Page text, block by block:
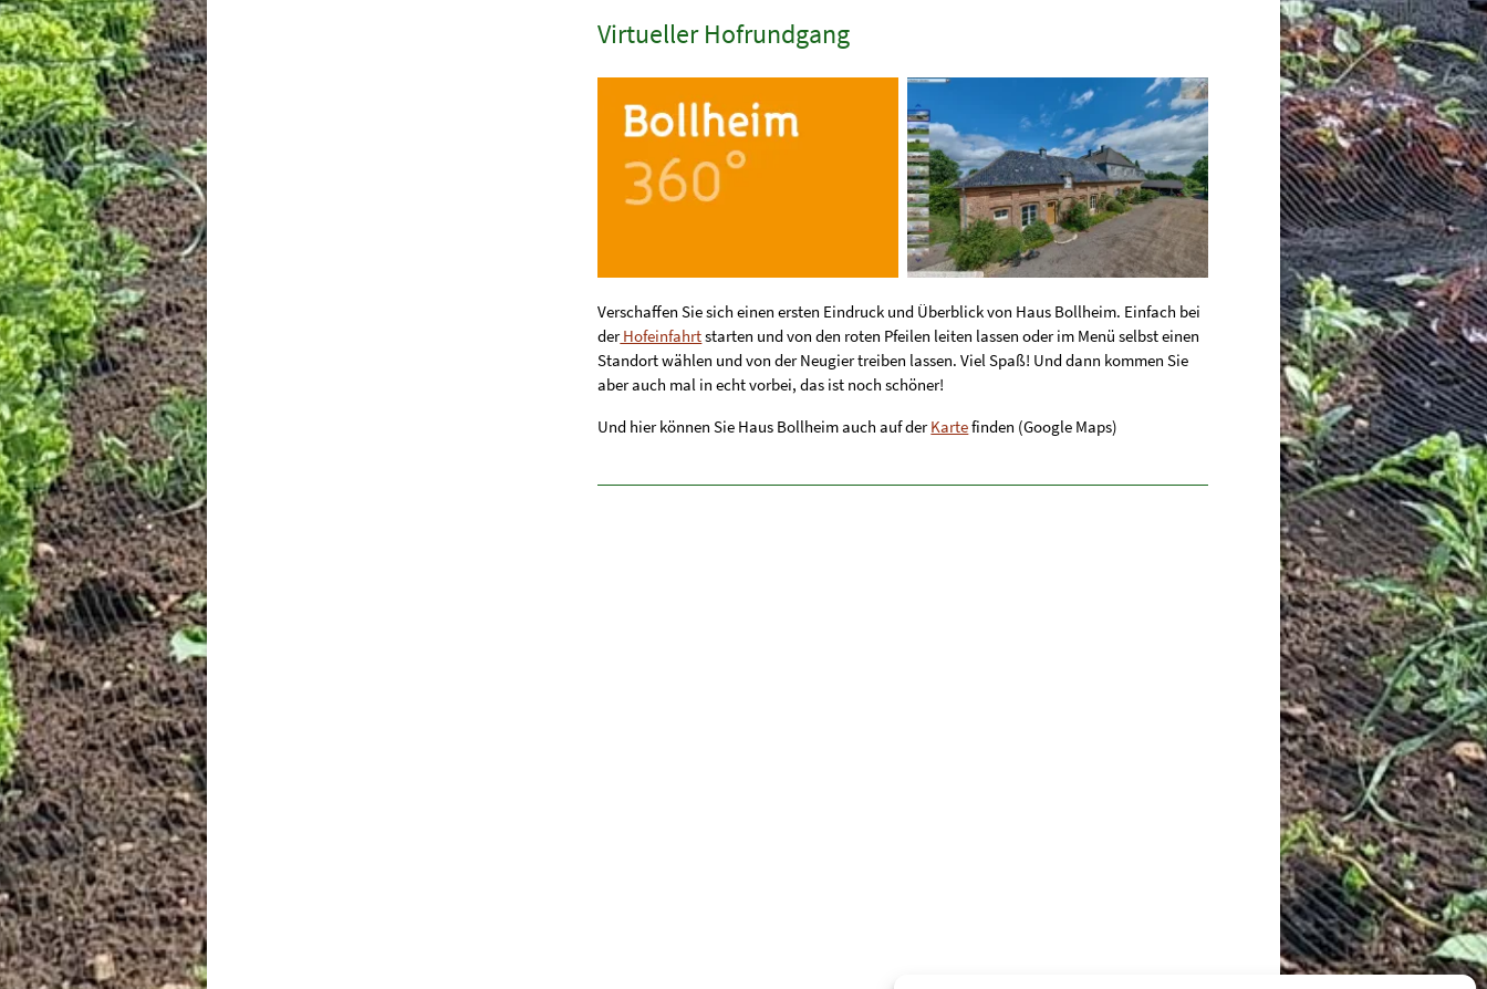
Virtueller Hofrundgang
Verschaffen Sie sich einen ersten Eindruck und Überblick von Haus Bollheim. Einfach bei
derHofeinfahrtstarten und von den roten Pfeilen leiten lassen oder im Menü selbst einen
Standort wählen und von der Neugier treiben lassen. Viel Spaß! Und dann kommen Sie
aber auch mal in echt vorbei, das ist noch schöner!
Und hier können Sie Haus Bollheim auch auf derKartefinden (Google Maps)